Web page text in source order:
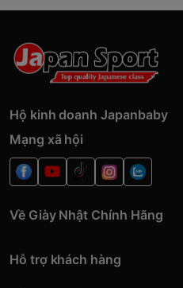
Hộ kinh doanh Japanbaby
Mạng xã hội
Về Giày Nhật Chính Hãng
Hỗ trợ khách hàng